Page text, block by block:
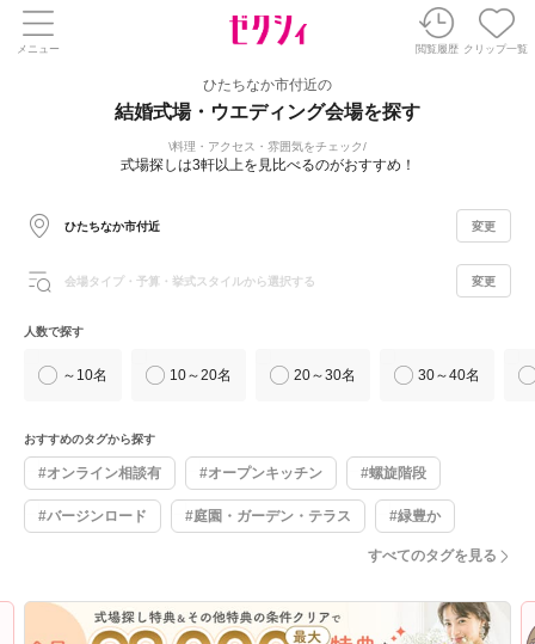
メニュー 閲覧履歴 クリップ一覧
ひたちなか市付近の
結婚式場・ウエディング会場を探す
料理・アクセス・雰囲気をチェック
式場探しは3軒以上を見比べるのがおすすめ！
ひたちなか市付近 変更
会場タイプ・予算・挙式スタイルから選択する 変更
人数で探す
～10名 10～20名 20～30名 30～40名
おすすめのタグから探す
#オンライン相談有 #オープンキッチン #螺旋階段
#バージンロード #庭園・ガーデン・テラス #緑豊か
すべてのタグを見る